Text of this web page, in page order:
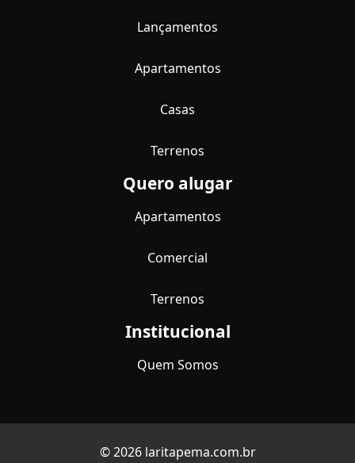
Lançamentos
Apartamentos
Casas
Terrenos
Quero alugar
Apartamentos
Comercial
Terrenos
Institucional
Quem Somos
© 2026 laritapema.com.br